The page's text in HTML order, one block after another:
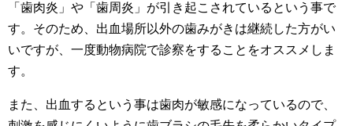
「歯肉炎」や「歯周炎」が引き起こされているという事で
す。そのため、出血場所以外の歯みがきは継続した方がい
いですが、一度動物病院で診察をすることをオススメしま
す。
また、出血するという事は歯肉が敏感になっているので、